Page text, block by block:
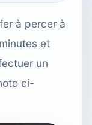
à percer à
et
un
ci-